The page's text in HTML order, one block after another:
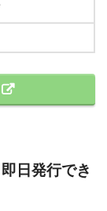
日発行でき